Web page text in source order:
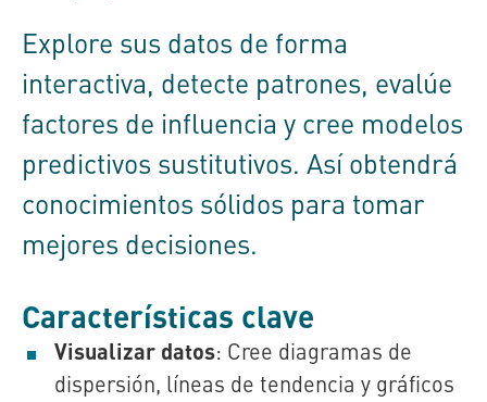
Explore sus datos de forma
interactiva, detecte patrones, evalúe
factores de influencia y cree modelos
predictivos sustitutivos. Así obtendrá
conocimientos sólidos para tomar
mejores decisiones.
Características clave
Visualizar datos: Cree diagramas de
dispersión, líneas de tendencia y gráficos